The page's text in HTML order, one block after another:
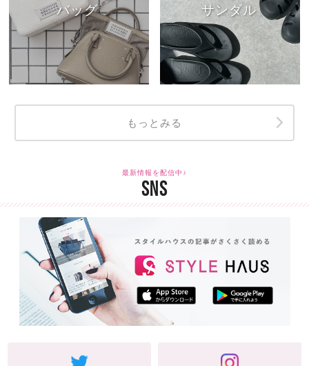
バッグ サンダル
もっとみる
最新情報を配信中♪
SNS